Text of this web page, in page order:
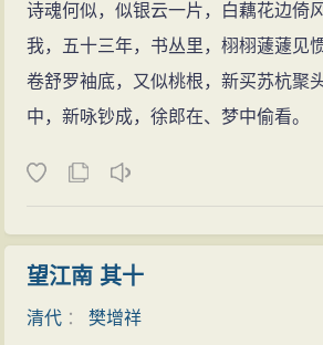
著作。
仕宦升迁
光绪三年（1877），32岁的樊增祥
考中进士。樊家在恩施、宜昌两地迎
（1892），樊增祥再任咸宁知县。
月赴渭南任知县。执政期间，他虽“劳
府，身先群吏”，仍在闲暇时间“结兴
诗魂何似，似银云一片，白藕花边倚
我，五十三年，书丛里，栩栩蘧蘧见惯
卷舒罗袖底，又似桃根，新买苏杭聚
中，新咏钞成，徐郎在、梦中偷看。
望江南 其十
清代 ：樊增祥